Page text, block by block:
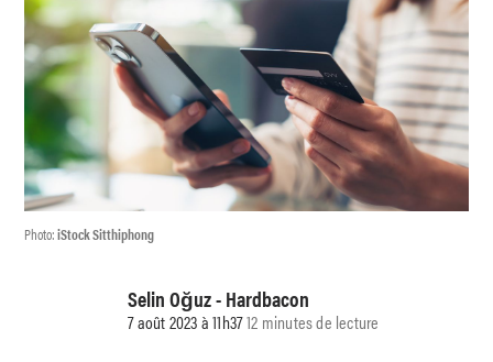
Photo:iStock Sitthiphong
Selin Oğuz - Hardbacon
7 août 2023 à 11h3712 minutes de lecture